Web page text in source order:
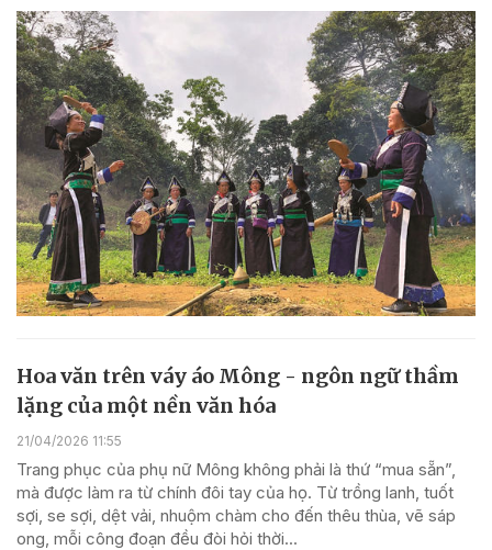
Hoa văn trên váy áo Mông - ngôn ngữ thầm
lặng của một nền văn hóa
21/04/2026 11:55
Trang phục của phụ nữ Mông không phải là thứ “mua sẵn”,
mà được làm ra từ chính đôi tay của họ. Từ trồng lanh, tuốt
sợi, se sợi, dệt vải, nhuộm chàm cho đến thêu thùa, vẽ sáp
ong, mỗi công đoạn đều đòi hỏi thời...